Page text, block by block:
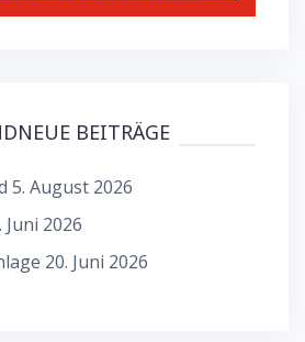
BEITRÄGE
5. August 2026
Juni 2026
20. Juni 2026